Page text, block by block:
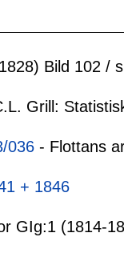
Bild 102 /
Grill:
036 - Flottans
+ 1846
GIg:1 (1814-